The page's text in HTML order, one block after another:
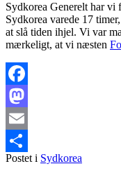
Sydkorea Generelt har
Sydkorea varede 17
at slå tiden ihjel. Vi var
mærkeligt, at vi næsten
Facebook
Mastodon
Email
Share
Postet i Sydkorea